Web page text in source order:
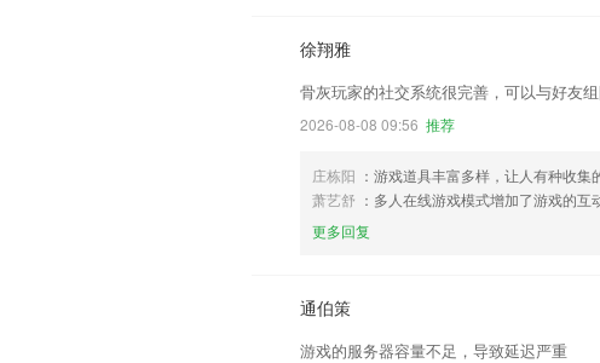
徐翔雅
骨灰玩家的社交系统很完善，可以与好友
2026-08-08 09:56 推荐
庄栋阳 ：游戏道具丰富多样，让人有种收集
萧艺舒 ：多人在线游戏模式增加了游戏的互
更多回复
通伯策
游戏的服务器容量不足，导致延迟严重